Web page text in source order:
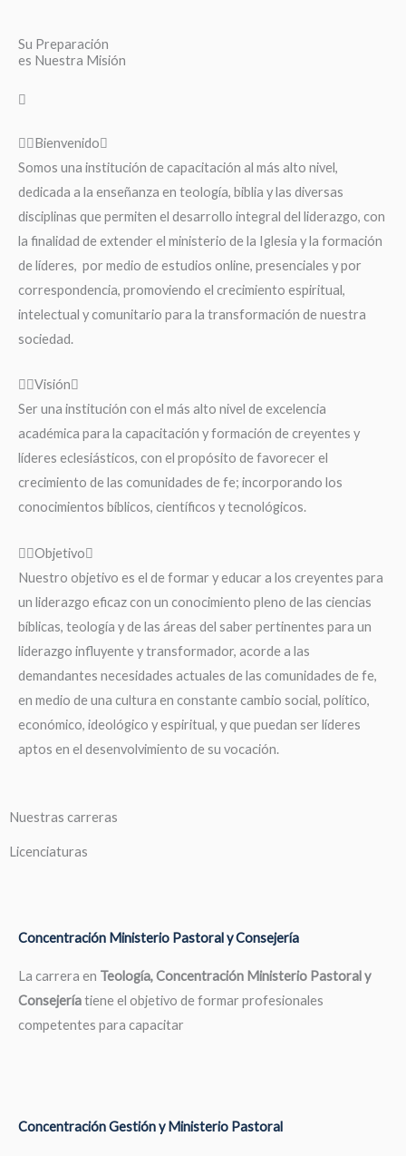
Su Preparación
es Nuestra Misión
Bienvenido
Somos una institución de capacitación al más alto nivel,
dedicada a la enseñanza en teología, biblia y las diversas
disciplinas que permiten el desarrollo integral del liderazgo, con
la finalidad de extender el ministerio de la Iglesia y la formación
de líderes, por medio de estudios online, presenciales y por
correspondencia, promoviendo el crecimiento espiritual,
intelectual y comunitario para la transformación de nuestra
sociedad.
Visión
Ser una institución con el más alto nivel de excelencia
académica para la capacitación y formación de creyentes y
líderes eclesiásticos, con el propósito de favorecer el
crecimiento de las comunidades de fe; incorporando los
conocimientos bíblicos, científicos y tecnológicos.
Objetivo
Nuestro objetivo es el de formar y educar a los creyentes para
un liderazgo eficaz con un conocimiento pleno de las ciencias
bíblicas, teología y de las áreas del saber pertinentes para un
liderazgo influyente y transformador, acorde a las
demandantes necesidades actuales de las comunidades de fe,
en medio de una cultura en constante cambio social, político,
económico, ideológico y espiritual, y que puedan ser líderes
aptos en el desenvolvimiento de su vocación.
Nuestras carreras
Licenciaturas
Concentración Ministerio Pastoral y Consejería
La carrera en Teología, Concentración Ministerio Pastoral y
Consejeríatiene el objetivo de formar profesionales
competentes para capacitar
Concentración Gestión y Ministerio Pastoral